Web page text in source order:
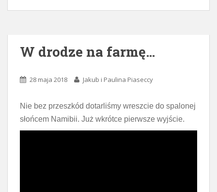
W drodze na farmę…
28 maja 2018 Jakub i Paulina Piaseccy
Nie bez przeszkód dotarliśmy wreszcie do spalonej
słońcem Namibii. Już wkrótce pierwsze wyjście.